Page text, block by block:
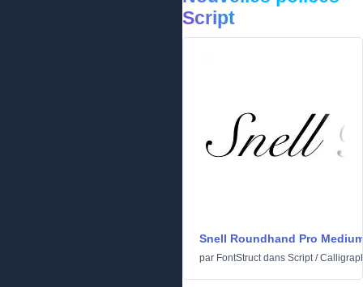
Script
Snell Roundhand Pro
par FontStructdans Script/